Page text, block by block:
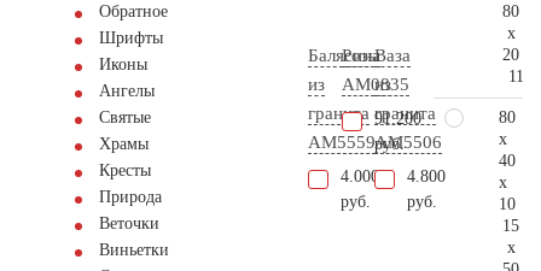
Обратное
Шрифты
Иконы
Ангелы
Святые
Храмы
Кресты
Природа
Веточки
Виньетки
Балясина
из
гранита
AM5559
4.000
руб.
Розы
AM0835
91.200
руб.
Ваза
из
гранита
AM5506
4.800
руб.
80
x
20
80
x
40
x
10
15
x